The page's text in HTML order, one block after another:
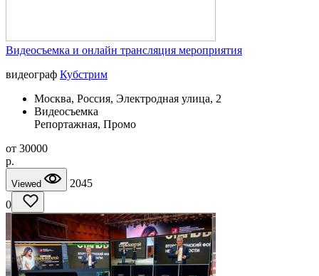
Видеосъемка и онлайн трансляция мероприятия
видеограф Кубстрим
Москва, Россия, Электродная улица, 2
Видеосъемка
Репортажная, Промо
от 30000
p.
Viewed
2045
0